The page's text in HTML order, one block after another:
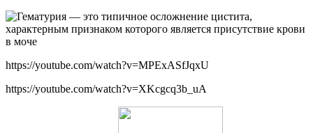
https://youtube.com/watch?v=MPExASfJqxU
https://youtube.com/watch?v=XKcgcq3b_uA